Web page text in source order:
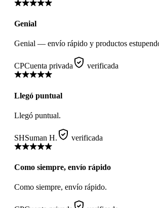
Genial
Genial — envío rápido y productos
CPCuenta privada verificada
Llegó puntual
Llegó puntual.
SHSuman H. verificada
Como siempre, envío rápido
Como siempre, envío rápido.